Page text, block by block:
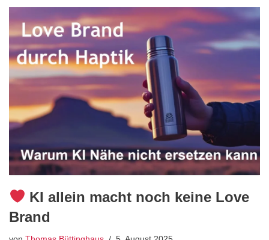
KI allein macht noch keine Love
Brand